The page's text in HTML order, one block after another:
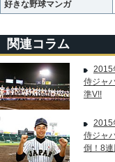
好きな野球マンガ
関連コラム
2015
侍ジャ
準V!!
2015
侍ジャ
倒！8連